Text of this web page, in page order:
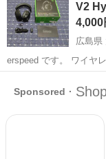
工場のお仕事 ◇コネク
V2
4,000
広島県
erspeed です。 ワイ
き…